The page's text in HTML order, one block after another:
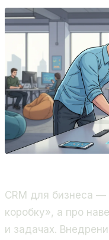
CRM для бизнеса —
коробку», а про
и задачах.